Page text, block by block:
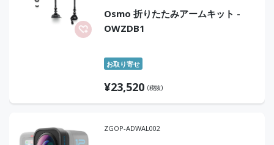
Osmo 折りたたみアームキット -
OWZDB1
お取り寄せ
¥23,520 (税抜)
ZGOP-ADWAL002